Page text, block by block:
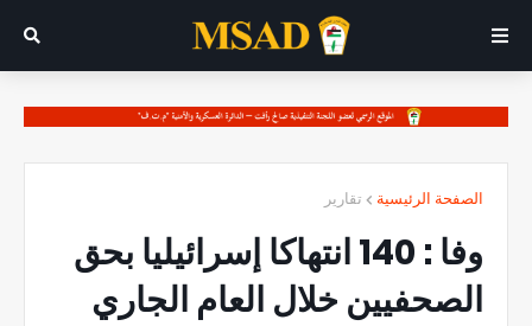
الصفحة الرئيسية تقارير
وفا : 140 انتهاكا إسرائيليا بحق
الصحفيين خلال العام الجاري